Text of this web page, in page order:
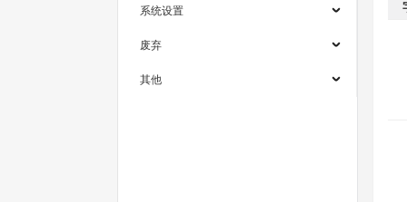
系统设置
废弃
其他